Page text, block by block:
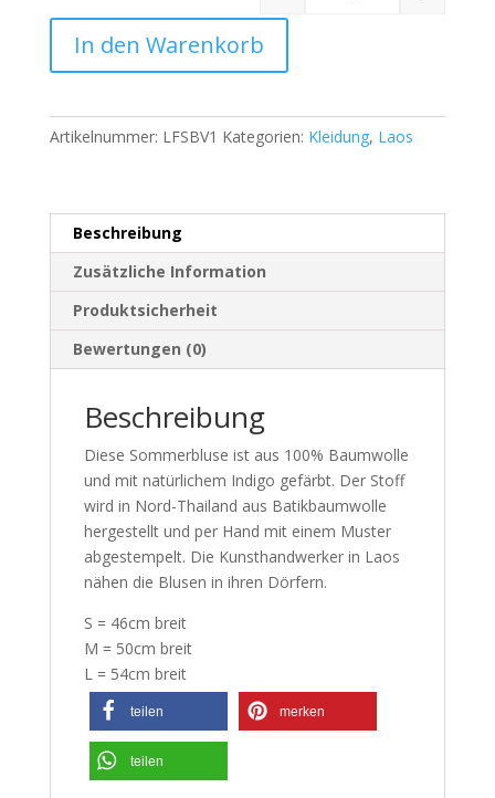
In den Warenkorb
Artikelnummer: LFSBV1 Kategorien: Kleidung, Laos
Beschreibung
Zusätzliche Information
Produktsicherheit
Bewertungen (0)
Beschreibung
Diese Sommerbluse ist aus 100% Baumwolle
und mit natürlichem Indigo gefärbt. Der Stoff
wird in Nord-Thailand aus Batikbaumwolle
hergestellt und per Hand mit einem Muster
abgestempelt. Die Kunsthandwerker in Laos
nähen die Blusen in ihren Dörfern.
S = 46cm breit
M = 50cm breit
L = 54cm breit
teilen merken
teilen